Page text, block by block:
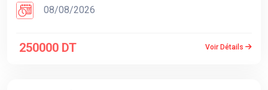
08/08/2026
250000 DT Voir Détails